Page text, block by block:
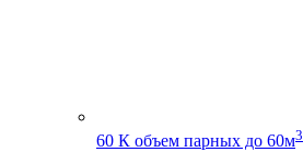
60 К объем парных до 60м3